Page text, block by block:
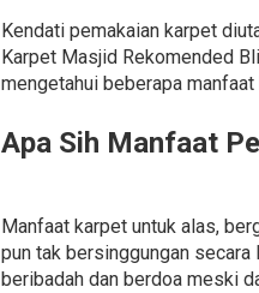
Kendati pemakaian karpet
Karpet Masjid Rekomended
mengetahui beberapa
Apa Sih Manfaat
Manfaat karpet untuk alas,
pun tak bersinggungan
beribadah dan berdoa meski